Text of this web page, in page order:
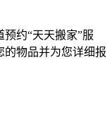
约“天天搬家”服
的物品并为您详细报